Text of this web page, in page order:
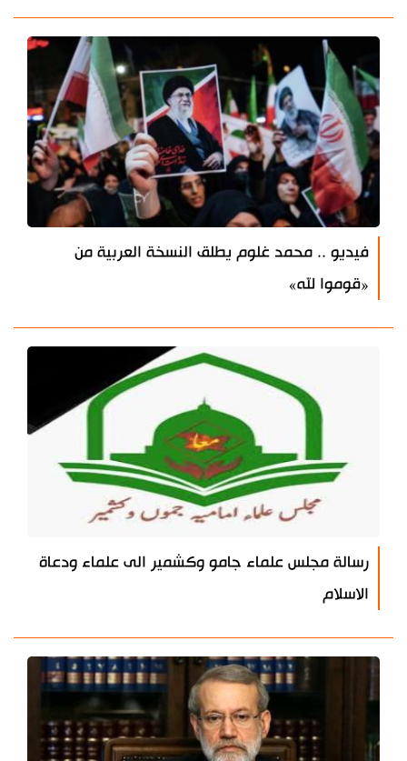
فيديو .. محمد غلوم يطلق النسخة العربية من
«قوموا لله»
رسالة مجلس علماء جامو وكشمير الى علماء ودعاة
الاسلام